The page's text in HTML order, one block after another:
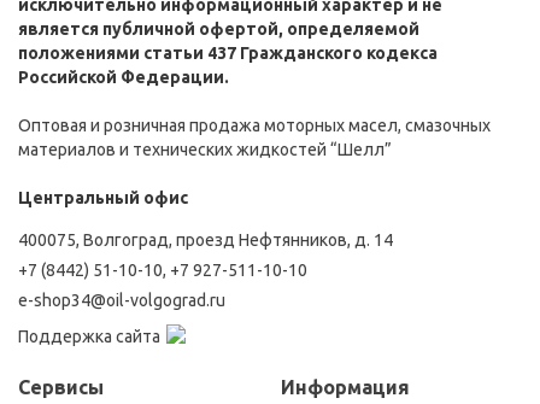
исключительно информационный характер и не
является публичной офертой, определяемой
положениями статьи 437 Гражданского кодекса
Российской Федерации.
Оптовая и розничная продажа моторных масел, смазочных
материалов и технических жидкостей “Шелл”
Центральный офис
400075, Волгоград, проезд Нефтянников, д. 14
+7 (8442) 51-10-10, +7 927-511-10-10
e-shop34@oil-volgograd.ru
Поддержка сайта
Сервисы Информация